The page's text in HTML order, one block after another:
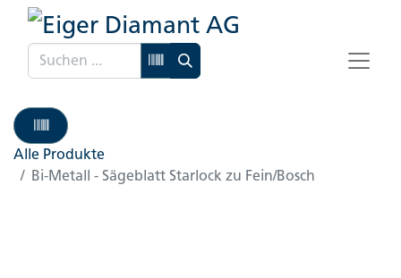
Alle Produkte
Bi-Metall - Sägeblatt Starlock zu Fein/Bosch